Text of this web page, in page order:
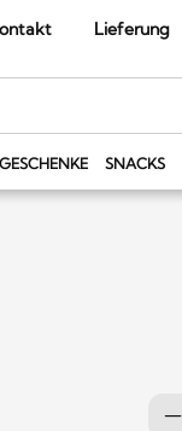
Lieferung
GESCHENKE SNACKS